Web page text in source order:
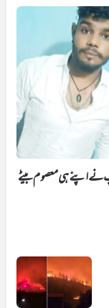
نے اپنے ہی معصوم بیٹے